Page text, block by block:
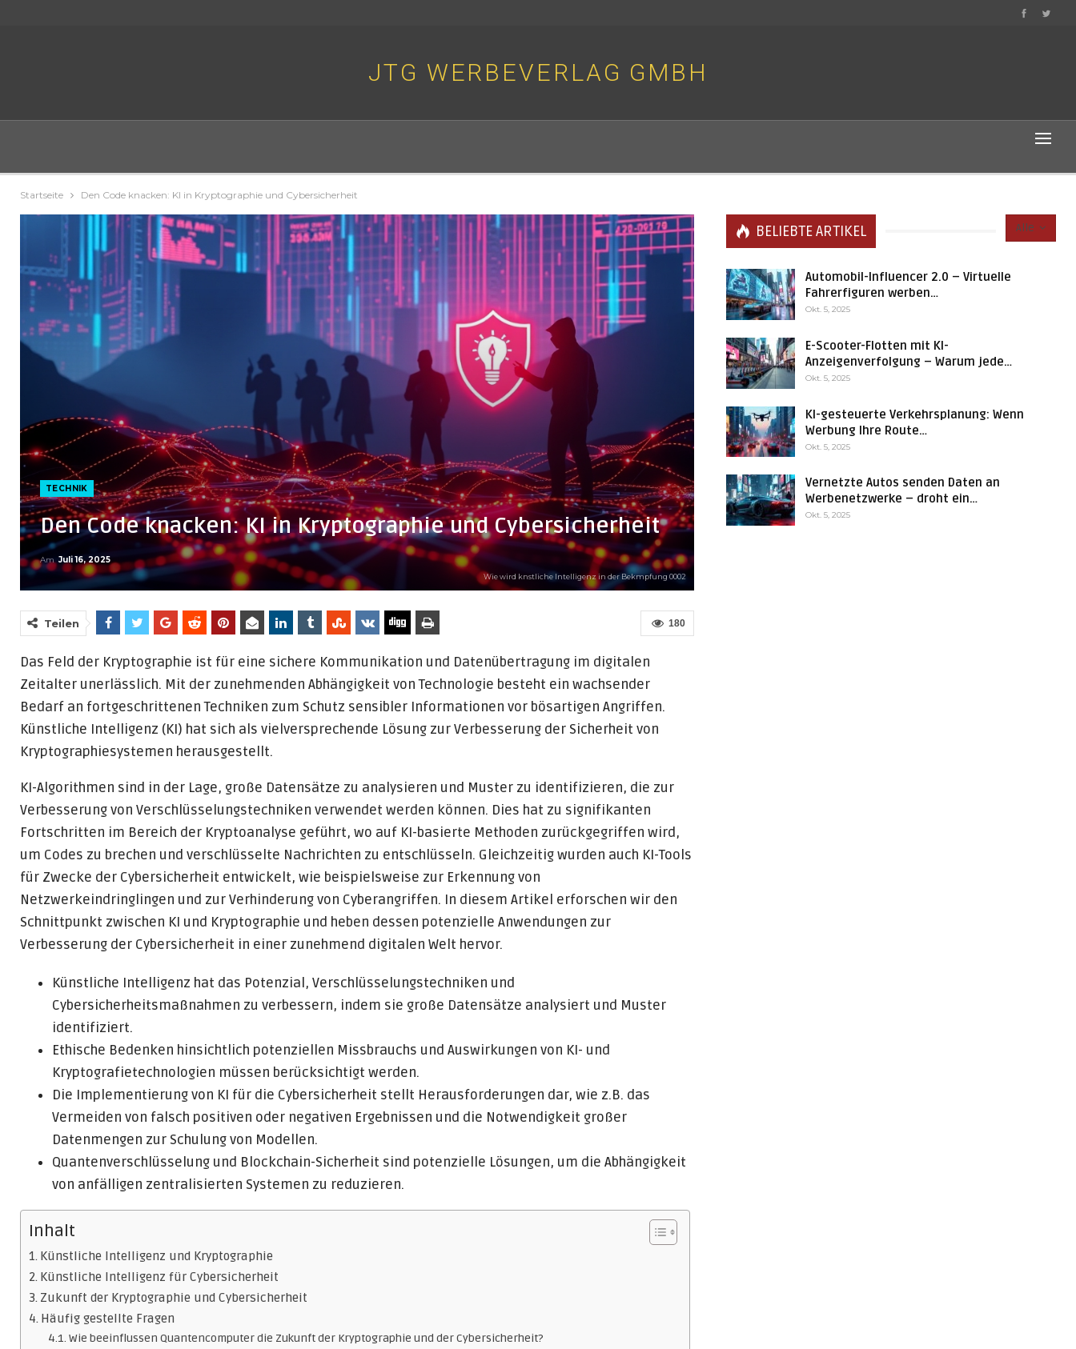
JTG WERBEVERLAG GMBH
Startseite Den Code knacken: KI in Kryptographie und Cybersicherheit
TECHNIK
Den Code knacken: KI in Kryptographie und Cybersicherheit
Am Juli 16, 2025
Wie wird knstliche Intelligenz in der Bekmpfung 0002
180
Teilen
Das Feld der Kryptographie ist für eine sichere Kommunikation und Datenübertragung im digitalen
Zeitalter unerlässlich. Mit der zunehmenden Abhängigkeit von Technologie besteht ein wachsender
Bedarf an fortgeschrittenen Techniken zum Schutz sensibler Informationen vor bösartigen Angriffen.
Künstliche Intelligenz (KI) hat sich als vielversprechende Lösung zur Verbesserung der Sicherheit von
Kryptographiesystemen herausgestellt.
KI-Algorithmen sind in der Lage, große Datensätze zu analysieren und Muster zu identifizieren, die zur
Verbesserung von Verschlüsselungstechniken verwendet werden können. Dies hat zu signifikanten
Fortschritten im Bereich der Kryptoanalyse geführt, wo auf KI-basierte Methoden zurückgegriffen wird,
um Codes zu brechen und verschlüsselte Nachrichten zu entschlüsseln. Gleichzeitig wurden auch KI-Tools
für Zwecke der Cybersicherheit entwickelt, wie beispielsweise zur Erkennung von
Netzwerkeindringlingen und zur Verhinderung von Cyberangriffen. In diesem Artikel erforschen wir den
Schnittpunkt zwischen KI und Kryptographie und heben dessen potenzielle Anwendungen zur
Verbesserung der Cybersicherheit in einer zunehmend digitalen Welt hervor.
Künstliche Intelligenz hat das Potenzial, Verschlüsselungstechniken und
Cybersicherheitsmaßnahmen zu verbessern, indem sie große Datensätze analysiert und Muster
identifiziert.
Ethische Bedenken hinsichtlich potenziellen Missbrauchs und Auswirkungen von KI- und
Kryptografietechnologien müssen berücksichtigt werden.
Die Implementierung von KI für die Cybersicherheit stellt Herausforderungen dar, wie z.B. das
Vermeiden von falsch positiven oder negativen Ergebnissen und die Notwendigkeit großer
Datenmengen zur Schulung von Modellen.
Quantenverschlüsselung und Blockchain-Sicherheit sind potenzielle Lösungen, um die Abhängigkeit
von anfälligen zentralisierten Systemen zu reduzieren.
Inhalt
Künstliche Intelligenz und Kryptographie
Künstliche Intelligenz für Cybersicherheit
Zukunft der Kryptographie und Cybersicherheit
Häufig gestellte Fragen
Wie beeinflussen Quantencomputer die Zukunft der Kryptographie und der Cybersicherheit?
Alle
BELIEBTE ARTIKEL
Automobil-Influencer 2.0 – Virtuelle
Fahrerfiguren werben…
Okt. 5, 2025
E-Scooter-Flotten mit KI-
Anzeigenverfolgung – Warum jede…
Okt. 5, 2025
KI-gesteuerte Verkehrsplanung: Wenn
Werbung Ihre Route…
Okt. 5, 2025
Vernetzte Autos senden Daten an
Werbenetzwerke – droht ein…
Okt. 5, 2025